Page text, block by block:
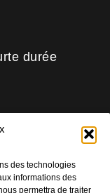
des technologies
informations des
permettra de traiter
durée